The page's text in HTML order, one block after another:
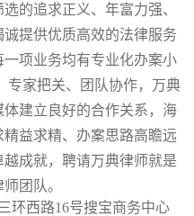
的追求正义、年富力强、
提供优质高效的法律服务
项业务均有专业化办案小
专家把关、团队协作，万典
建立良好的合作关系，海
益求精、办案思路高瞻远
成就，聘请万典律师就是
团队。
西路16号搜宝商务中心